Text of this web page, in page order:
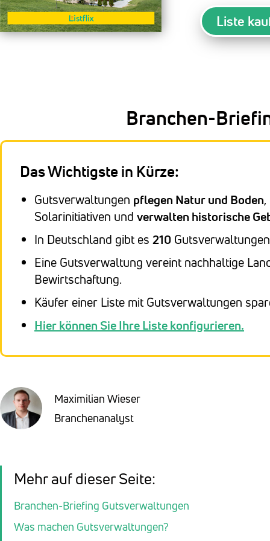
Liste
Branchen-
Das Wichtigste in Kürze:
Gutsverwaltungen pflegen Natur und Boden
Solarinitiativen und verwalten historische
In Deutschland gibt es 210
Eine Gutsverwaltung vereint nachhaltige
Bewirtschaftung.
Käufer einer Liste mit Gutsverwaltungen
Hier können Sie Ihre Liste konfigurieren.
Maximilian Wieser
Branchenanalyst
Mehr auf dieser Seite:
Branchen-Briefing Gutsverwaltungen
Was machen Gutsverwaltungen?